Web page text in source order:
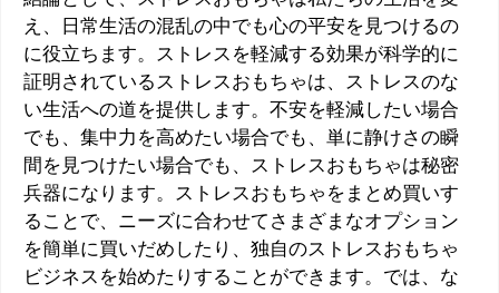
え、日常生活の混乱の中でも心の平安を見つけるの
に役立ちます。ストレスを軽減する効果が科学的に
証明されているストレスおもちゃは、ストレスのな
い生活への道を提供します。不安を軽減したい場合
でも、集中力を高めたい場合でも、単に静けさの瞬
間を見つけたい場合でも、ストレスおもちゃは秘密
兵器になります。ストレスおもちゃをまとめ買いす
ることで、ニーズに合わせてさまざまなオプション
を簡単に買いだめしたり、独自のストレスおもちゃ
ビジネスを始めたりすることができます。では、な